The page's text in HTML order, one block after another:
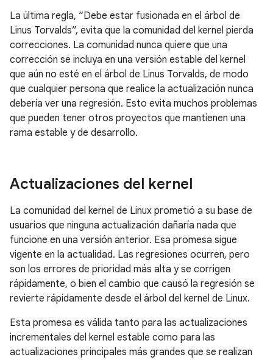
La última regla, “Debe estar fusionada en el árbol de
Linus Torvalds”, evita que la comunidad del kernel pierda
correcciones. La comunidad nunca quiere que una
corrección se incluya en una versión estable del kernel
que aún no esté en el árbol de Linus Torvalds, de modo
que cualquier persona que realice la actualización nunca
debería ver una regresión. Esto evita muchos problemas
que pueden tener otros proyectos que mantienen una
rama estable y de desarrollo.
Actualizaciones del kernel
La comunidad del kernel de Linux prometió a su base de
usuarios que ninguna actualización dañaría nada que
funcione en una versión anterior. Esa promesa sigue
vigente en la actualidad. Las regresiones ocurren, pero
son los errores de prioridad más alta y se corrigen
rápidamente, o bien el cambio que causó la regresión se
revierte rápidamente desde el árbol del kernel de Linux.
Esta promesa es válida tanto para las actualizaciones
incrementales del kernel estable como para las
actualizaciones principales más grandes que se realizan